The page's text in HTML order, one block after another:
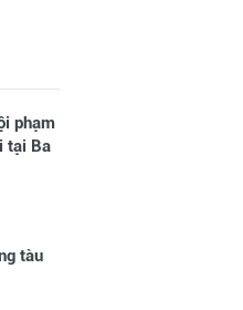
phạm
tại Ba
tàu